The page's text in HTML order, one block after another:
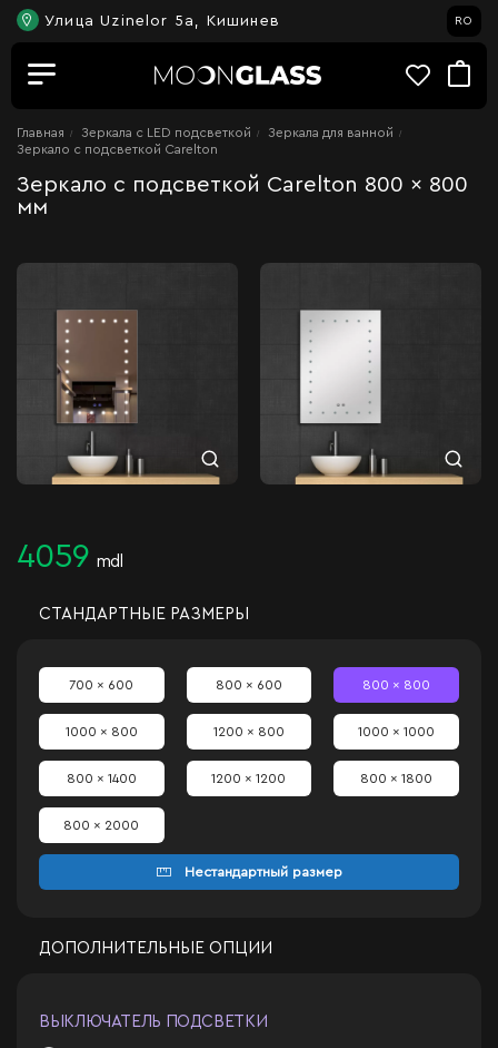
Улица Uzinelor 5a, Кишинев RO
Главная Зеркала c LED подсветкой
Зеркала для ванной
Зеркало с подсветкой Carelton
Зеркало с подсветкой Carelton 800 x 800
мм
4059 mdl
СТАНДАРТНЫЕ РАЗМЕРЫ
700 x 600 800 x 600 800 x 800
1000 x 800 1200 x 800 1000 x 1000
800 x 1400 1200 x 1200 800 x 1800
800 x 2000
Нестандартный размер
ДОПОЛНИТЕЛЬНЫЕ ОПЦИИ
ВЫКЛЮЧАТЕЛЬ ПОДСВЕТКИ